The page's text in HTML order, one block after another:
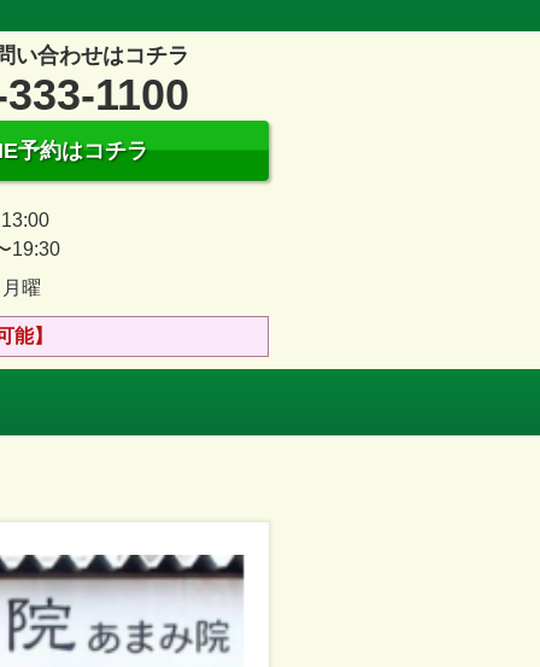
い合わせはコチラ
1100
予約はコチラ
19:30
曜
能】